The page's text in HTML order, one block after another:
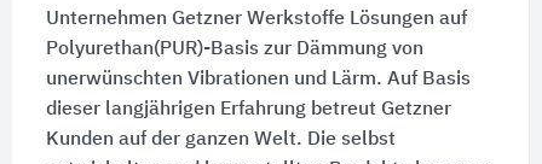
Unternehmen Getzner Werkstoffe Lösungen auf
Polyurethan(PUR)-Basis zur Dämmung von
unerwünschten Vibrationen und Lärm. Auf Basis
dieser langjährigen Erfahrung betreut Getzner
Kunden auf der ganzen Welt. Die selbst